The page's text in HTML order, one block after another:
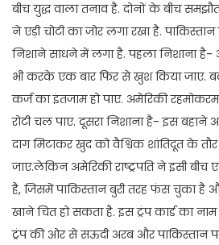
बीच युद्ध वाला तनाव है. दोनों के बीच
ने एड़ी चोटी का जोर लगा रखा है.
निशाने साधने में लगा है. पहला निशाना है-
भी करके एक बार फिर से खुश किया जाए.
कर्ज का इंतजाम हो पाए. अमेरिकी
रोटी चल पाए. दूसरा निशाना है- इस
दाग मिटाकर खुद को वैश्विक शांतिदूत के तौर
जाए.लेकिन अमेरिकी राष्ट्रपति ने इसी बीच
है, जिसमें पाकिस्तान बुरी तरह फंस चुका है
खाने चित हो सकता है. इस ट्रंप कार्ड का
ट्रंप की ओर से सऊदी अरब और पाकिस्तान